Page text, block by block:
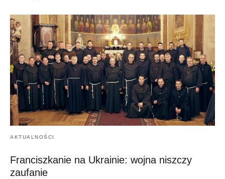
AKTUALNOŚCI
Franciszkanie na Ukrainie: wojna niszczy
zaufanie